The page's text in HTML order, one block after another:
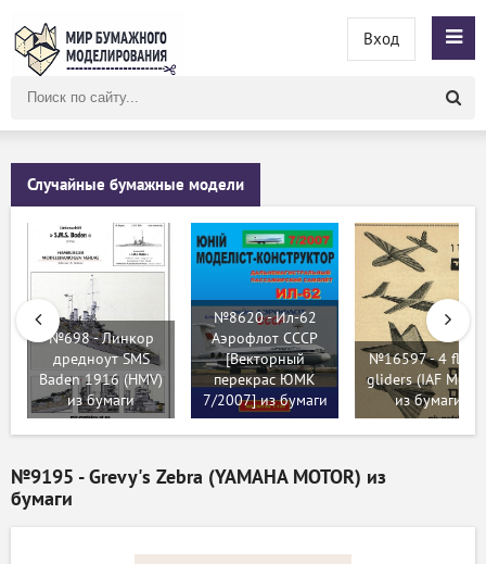
сайту
Вход
Случайные бумажные модели
№698 - Линкор
дредноут SMS
Baden 1916 (HMV)
из бумаги
№8620 - Ил-62
Аэрофлот СССР
[Векторный
перекрас ЮМК
7/2007] из бумаги
№16597 - 4
gliders (IAF
из бумаги
№9195 - Grevy's Zebra (YAMAHA MOTOR) из
бумаги